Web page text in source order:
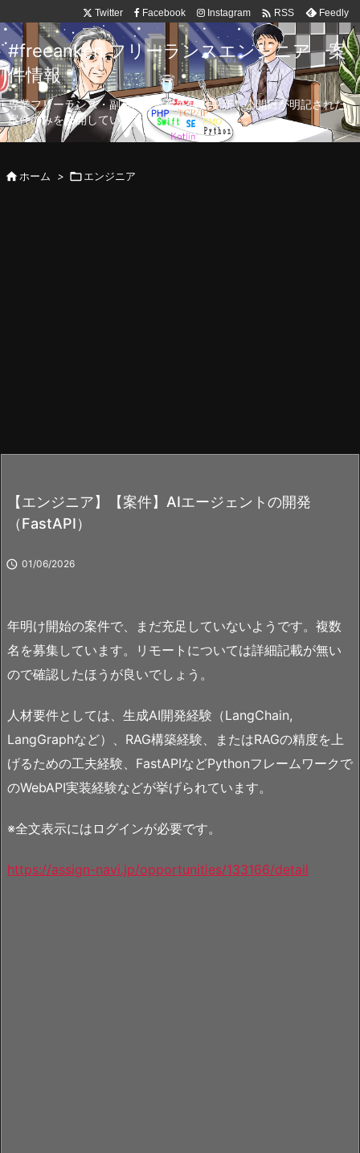
Twitter Facebook Instagram  RSS Feedly
#freeanken フリーランスエンジニア 案
件情報
専業フリーランス・副業向け案件を毎日更新！公開日が明記された
案件のみを公開しています。
ホーム > エンジニア
【エンジニア】【案件】AIエージェントの開発
（FastAPI）
 01/06/2026
年明け開始の案件で、まだ充足していないようです。複数
名を募集しています。リモートについては詳細記載が無い
ので確認したほうが良いでしょう。
人材要件としては、生成AI開発経験（LangChain,
LangGraphなど）、RAG構築経験、またはRAGの精度を上
げるための工夫経験、FastAPIなどPythonフレームワークで
のWebAPI実装経験などが挙げられています。
※全文表示にはログインが必要です。
https://assign-navi.jp/opportunities/133166/detail